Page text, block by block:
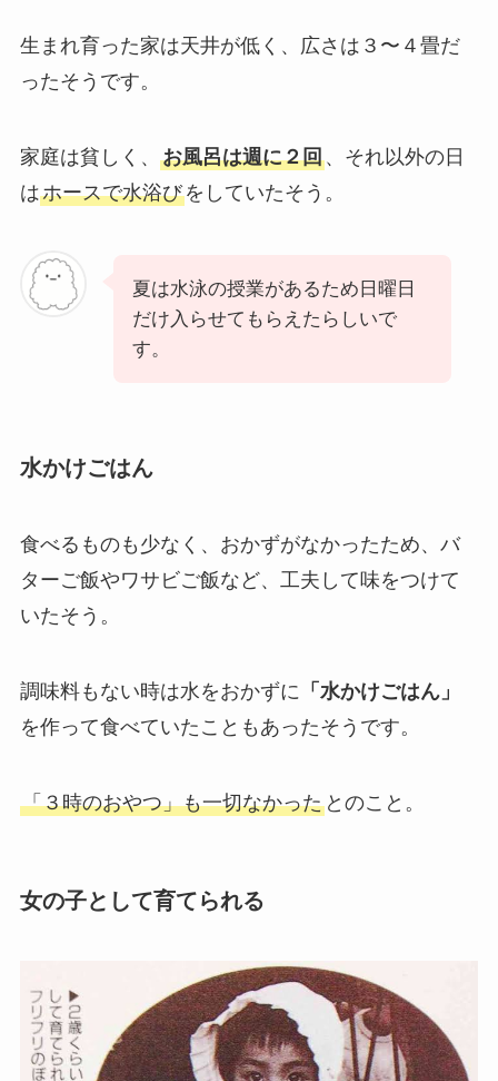
生まれ育った家は天井が低く、広さは３〜４畳だ
ったそうです。
家庭は貧しく、 お風呂は週に２回、それ以外の日
はホースで水浴びをしていたそう。
夏は水泳の授業があるため日曜日
だけ入らせてもらえたらしいで
す。
水かけごはん
食べるものも少なく、おかずがなかったため、バ
ターご飯やワサビご飯など、工夫して味をつけて
いたそう。
調味料もない時は水をおかずに 「水かけごはん」
を作って食べていたこともあったそうです。
「３時のおやつ」も一切なかったとのこと。
女の子として育てられる